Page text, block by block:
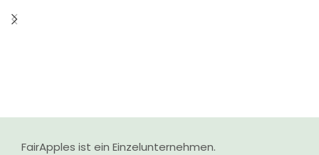
FairApples ist ein Einzelunternehmen.